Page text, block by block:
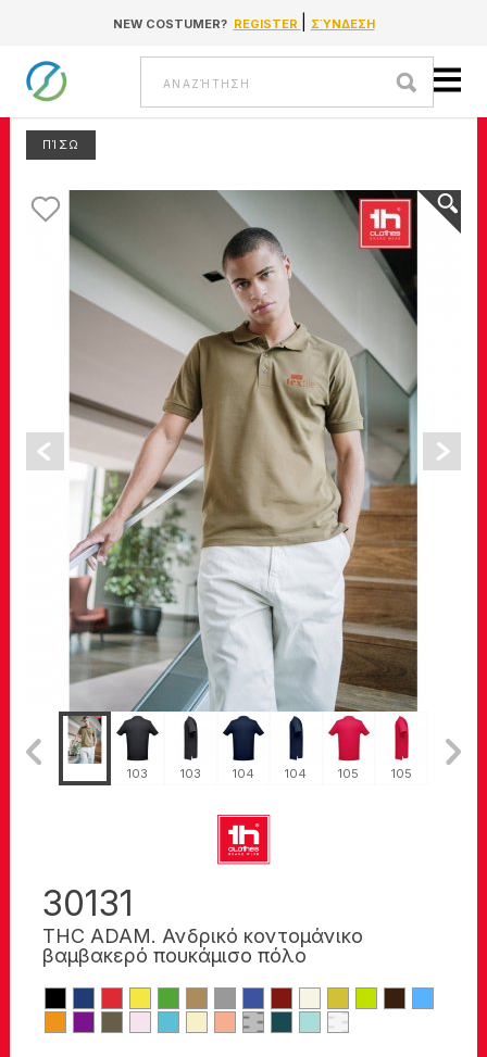
Go to contentNEW COSTUMER? REGISTER ΣΎΝΔΕΣΗ
Αναζήτηση
ΠΊΣΩ
103 103 104 104 105 105
30131
THC ADAM. Ανδρικό κοντομάνικο
βαμβακερό πουκάμισο πόλο